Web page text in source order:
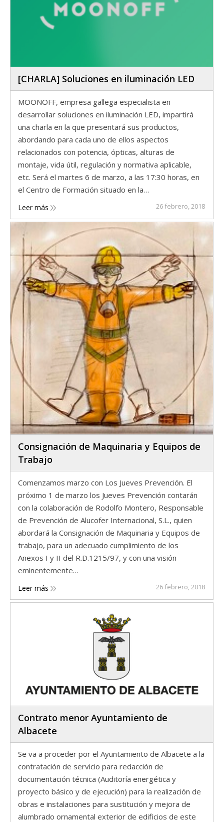
[CHARLA] Soluciones en iluminación LED
MOONOFF, empresa gallega especialista en
desarrollar soluciones en iluminación LED, impartirá
una charla en la que presentará sus productos,
abordando para cada uno de ellos aspectos
relacionados con potencia, ópticas, alturas de
montaje, vida útil, regulación y normativa aplicable,
etc. Será el martes 6 de marzo, a las 17:30 horas, en
el Centro de Formación situado en la…
Leer más 26 febrero, 2018
Consignación de Maquinaria y Equipos de
Trabajo
Comenzamos marzo con Los Jueves Prevención. El
próximo 1 de marzo los Jueves Prevención contarán
con la colaboración de Rodolfo Montero, Responsable
de Prevención de Alucofer Internacional, S.L., quien
abordará la Consignación de Maquinaria y Equipos de
trabajo, para un adecuado cumplimiento de los
Anexos I y II del R.D.1215/97, y con una visión
eminentemente…
Leer más 26 febrero, 2018
Contrato menor Ayuntamiento de
Albacete
Se va a proceder por el Ayuntamiento de Albacete a la
contratación de servicio para redacción de
documentación técnica (Auditoría energética y
proyecto básico y de ejecución) para la realización de
obras e instalaciones para sustitución y mejora de
alumbrado ornamental exterior de edificios de este